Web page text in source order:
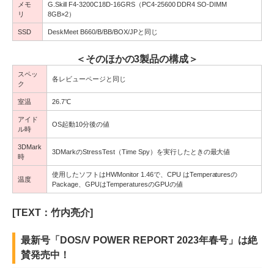
メモ
リ
G.Skill F4-3200C18D-16GRS（PC4-25600 DDR4 SO-DIMM
8GB×2）
SSD DeskMeet B660/B/BB/BOX/JPと同じ
＜そのほかの3製品の構成＞
スペッ
ク
各レビューページと同じ
室温 26.7℃
アイド
ル時
OS起動10分後の値
3DMark
時
3DMarkのStressTest（Time Spy）を実行したときの最大値
温度
使用したソフトはHWMonitor 1.46で、CPU はTemperaturesの
Package、GPUはTemperaturesのGPUの値
[TEXT：竹内亮介]
最新号「DOS/V POWER REPORT 2023年春号」は絶
賛発売中！